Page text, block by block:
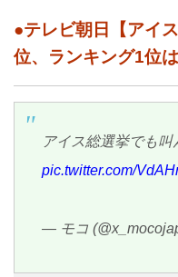
●テレビ朝日【アイ
位、ランキング1位は
アイス総選挙でも叫
pic.twitter.com/
— モコ